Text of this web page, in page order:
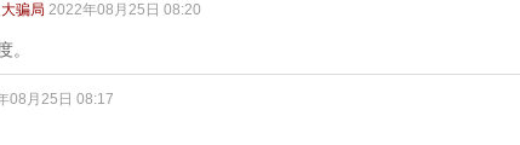
骗局 2022年08月25日 08:20
。
08月25日 08:17